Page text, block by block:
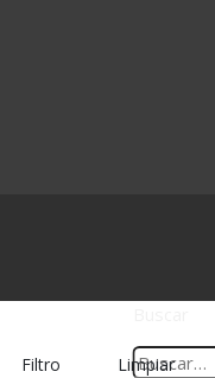
Filtro Limpiar